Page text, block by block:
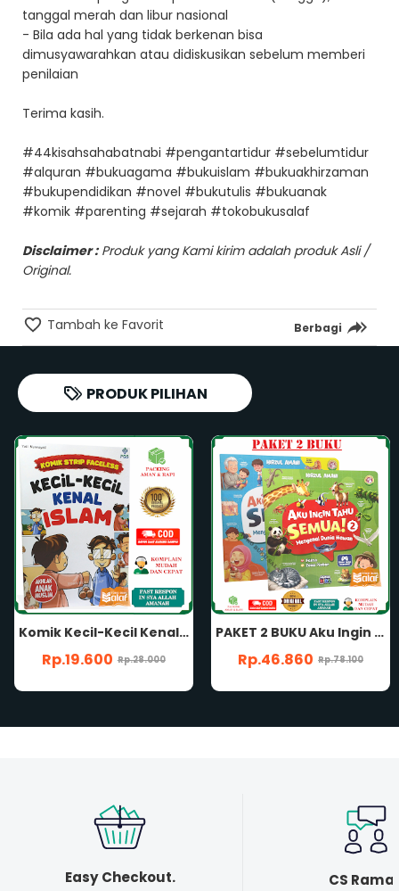
tanggal merah dan libur nasional
- Bila ada hal yang tidak berkenan bisa
dimusyawarahkan atau didiskusikan sebelum memberi
penilaian
Terima kasih.
#44kisahsahabatnabi #pengantartidur #sebelumtidur
#alquran #bukuagama #bukuislam #bukuakhirzaman
#bukupendidikan #novel #bukutulis #bukuanak
#komik #parenting #sejarah #tokobukusalaf
Disclaimer :Produk yang Kami kirim adalah produk Asli /
Original.
Tambah ke Favorit Berbagi
PRODUK PILIHAN
PAKET 2 BUKU Aku Ingin Tahu Semua SERI 1 & 2 Buku Anak Mengenal Tubuhku Sendiri Dan Dunia Hewan Bergambar Berwarna Oleh Tim Hirzul Amani Penerbit Arafah Kids
Rp.46.860 Rp.78.100
Aku Ingin Tahu Semua SERI 2 Mengenal Dunia Hewan ARAFAH KIDS Hirzul Amani
Rp.24.500 Rp.35.000
Easy Checkout. CS